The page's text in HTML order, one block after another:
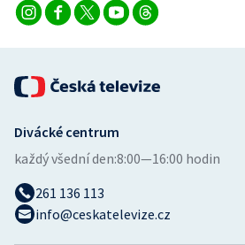
Divácké centrum
každý všední den:8:00—16:00 hodin
261 136 113
info@ceskatelevize.cz